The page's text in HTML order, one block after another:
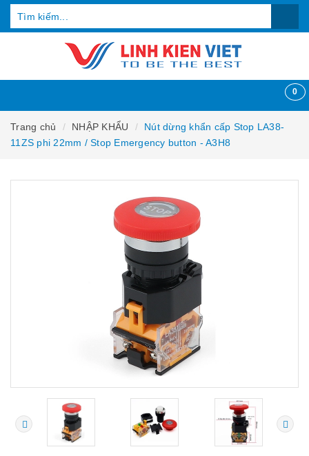
0
Trang chủ NHẬP KHẨU
Nút dừng khẩn cấp Stop LA38-
11ZS phi 22mm / Stop Emergency button - A3H8